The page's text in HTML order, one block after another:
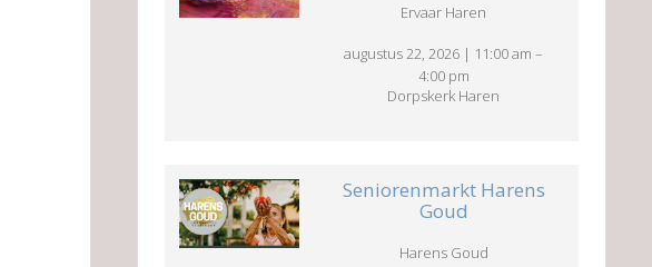
Ervaar Haren
augustus 22, 2026 | 11:00 am–
4:00 pm
Dorpskerk Haren
Seniorenmarkt Harens
Goud
Harens Goud